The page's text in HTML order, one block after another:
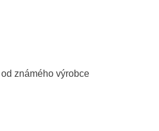
od známého výrobce